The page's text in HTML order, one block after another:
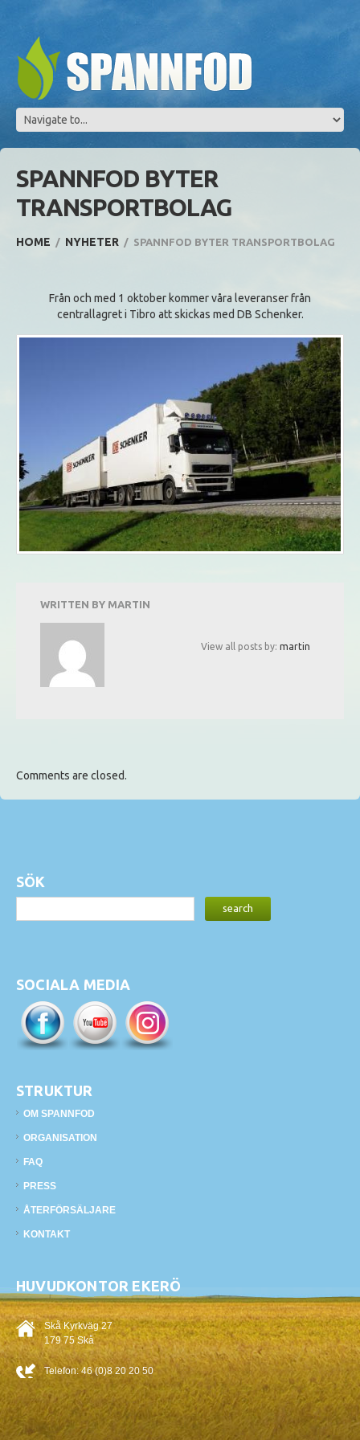
SPANNFOD BYTER
TRANSPORTBOLAG
HOME NYHETER SPANNFOD BYTER TRANSPORTBOLAG
Från och med 1 oktober kommer våra leveranser från
centrallagret i Tibro att skickas med DB Schenker.
WRITTEN BY MARTIN
View all posts by: martin
Comments are closed.
SÖK
SOCIALA MEDIA
STRUKTUR
OM SPANNFOD
ORGANISATION
FAQ
PRESS
ÅTERFÖRSÄLJARE
KONTAKT
HUVUDKONTOR EKERÖ
Skå Kyrkväg 27
179 75 Skå
Telefon:46 (0)8 20 20 50